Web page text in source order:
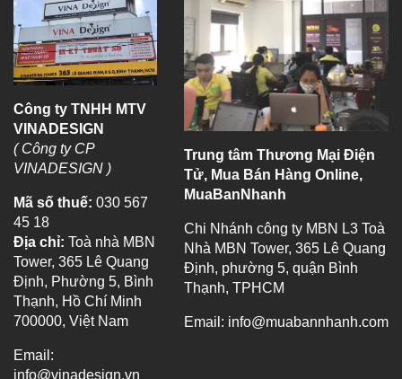
Công ty TNHH MTV
VINADESIGN
( Công ty CP
VINADESIGN )
Mã số thuế: 030 567
45 18
Địa chỉ: Toà nhà MBN
Tower, 365 Lê Quang
Định, Phường 5, Bình
Thạnh, Hồ Chí Minh
700000, Việt Nam
Email:
info@vinadesign.vn
Trung tâm Thương Mại Điện
Tử, Mua Bán Hàng Online,
MuaBanNhanh
Chi Nhánh công ty MBN L3 Toà
Nhà MBN Tower, 365 Lê Quang
Định, phường 5, quận Bình
Thạnh, TPHCM
Email: info@muabannhanh.com